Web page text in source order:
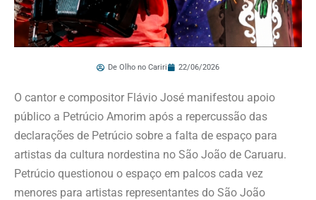
De Olho no Cariri 22/06/2026
O cantor e compositor Flávio José manifestou apoio
público a Petrúcio Amorim após a repercussão das
declarações de Petrúcio sobre a falta de espaço para
artistas da cultura nordestina no São João de Caruaru.
Petrúcio questionou o espaço em palcos cada vez
menores para artistas representantes do São João